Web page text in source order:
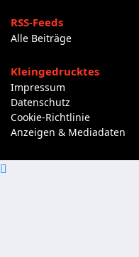
RSS-Feeds
Alle Beiträge
Kleingedrucktes
Impressum
Datenschutz
Cookie-Richtlinie
Anzeigen & Mediadaten